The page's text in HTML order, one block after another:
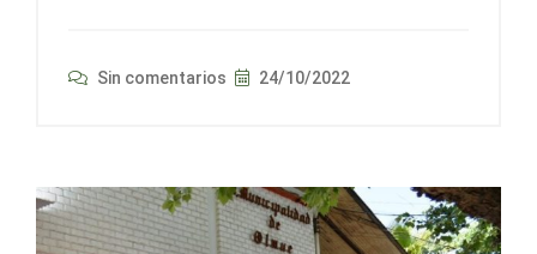
Sin comentarios 24/10/2022